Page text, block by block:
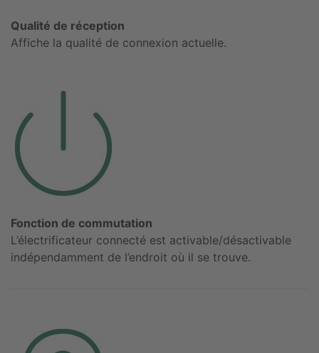
Qualité de réception
Affiche la qualité de connexion actuelle.
Fonction de commutation
L’électrificateur connecté est activable/désactivable
indépendamment de l’endroit où il se trouve.